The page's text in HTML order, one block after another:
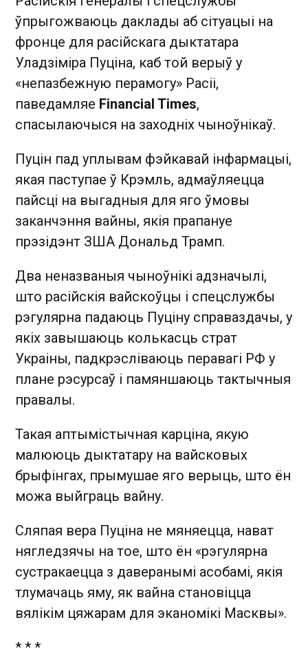
ўпрыгожваюць даклады аб сітуацыі на
фронце для расійскага дыктатара
Уладзіміра Пуціна, каб той верыў у
«непазбежную перамогу» Расіі,
паведамляе Financial Times,
спасылаючыся на заходніх чыноўнікаў.
Пуцін пад уплывам фэйкавай інфармацыі,
якая паступае ў Крэмль, адмаўляецца
пайсці на выгадныя для яго ўмовы
заканчэння вайны, якія прапануе
прэзідэнт ЗША Дональд Трамп.
Два неназваныя чыноўнікі адзначылі,
што расійскія вайскоўцы і спецслужбы
рэгулярна падаюць Пуціну справаздачы, у
якіх завышаюць колькасць страт
Украіны, падкрэсліваюць перавагі РФ у
плане рэсурсаў і памяншаюць тактычныя
правалы.
Такая аптымістычная карціна, якую
малююць дыктатару на вайсковых
брыфінгах, прымушае яго верыць, што ён
можа выйграць вайну.
Сляпая вера Пуціна не мяняецца, нават
нягледзячы на тое, што ён «рэгулярна
сустракаецца з даверанымі асобамі, якія
тлумачаць яму, як вайна становіцца
вялікім цяжарам для эканомікі Масквы».
* * *